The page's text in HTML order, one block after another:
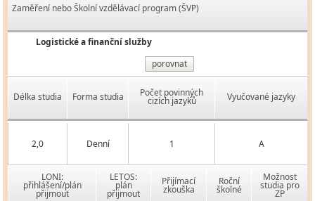
Zaměření nebo Školní vzdělávací program (ŠVP)
Logistické a finanční služby
porovnat
Délka studia Forma studia Počet povinných
cizích jazyků Vyučované jazyky
2,0 Denní 1 A
LONI:
přihlášení/plán
přijmout
LETOS:
plán
přijmout
Přijímací
zkouška
Roční
školné
Možnost
studia pro
ZP